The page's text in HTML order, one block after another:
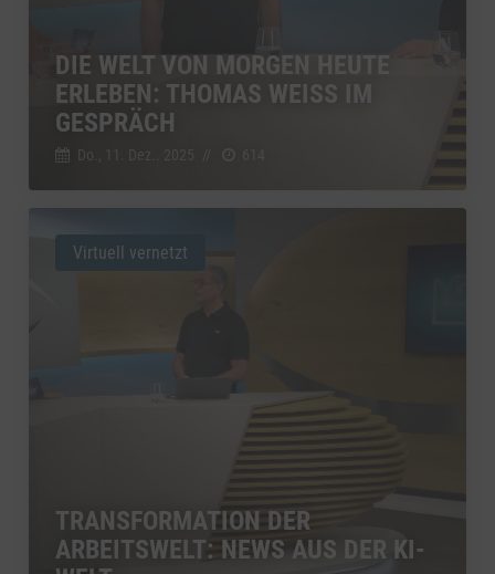
DIE WELT VON MORGEN HEUTE
ERLEBEN: THOMAS WEISS IM
GESPRÄCH
Do., 11. Dez.. 2025
TRANSFORMATION DER
ARBEITSWELT: NEWS AUS DER KI-
Virtuell vernetzt